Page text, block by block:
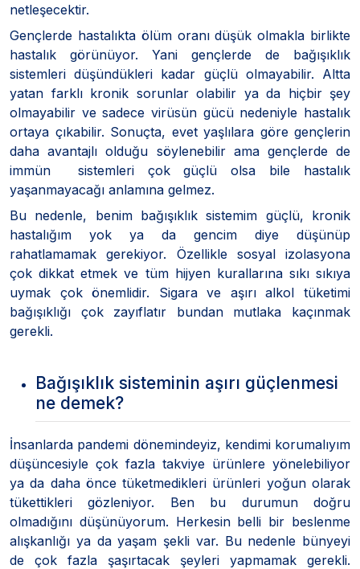
netleşecektir.
Gençlerde hastalıkta ölüm oranı düşük olmakla birlikte
hastalık görünüyor. Yani gençlerde de bağışıklık
sistemleri düşündükleri kadar güçlü olmayabilir. Altta
yatan farklı kronik sorunlar olabilir ya da hiçbir şey
olmayabilir ve sadece virüsün gücü nedeniyle hastalık
ortaya çıkabilir. Sonuçta, evet yaşlılara göre gençlerin
daha avantajlı olduğu söylenebilir ama gençlerde de
immün sistemleri çok güçlü olsa bile hastalık
yaşanmayacağı anlamına gelmez.
Bu nedenle, benim bağışıklık sistemim güçlü, kronik
hastalığım yok ya da gencim diye düşünüp
rahatlamamak gerekiyor. Özellikle sosyal izolasyona
çok dikkat etmek ve tüm hijyen kurallarına sıkı sıkıya
uymak çok önemlidir. Sigara ve aşırı alkol tüketimi
bağışıklığı çok zayıflatır bundan mutlaka kaçınmak
gerekli.
Bağışıklık sisteminin aşırı güçlenmesi
ne demek?
İnsanlarda pandemi dönemindeyiz, kendimi korumalıyım
düşüncesiyle çok fazla takviye ürünlere yönelebiliyor
ya da daha önce tüketmedikleri ürünleri yoğun olarak
tükettikleri gözleniyor. Ben bu durumun doğru
olmadığını düşünüyorum. Herkesin belli bir beslenme
alışkanlığı ya da yaşam şekli var. Bu nedenle bünyeyi
de çok fazla şaşırtacak şeyleri yapmamak gerekli.